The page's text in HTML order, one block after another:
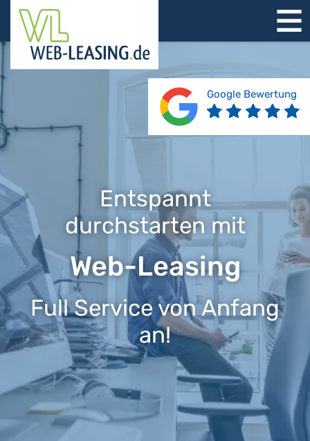
STARTSEITE
ÜBER UNS
PRODUKTE
REFERENZEN
BERATUNG
JOBS
KONTAKT
Entspannt
durchstarten mit
Web-Leasing
Full Service von Anfang
an!
Google Bewertung